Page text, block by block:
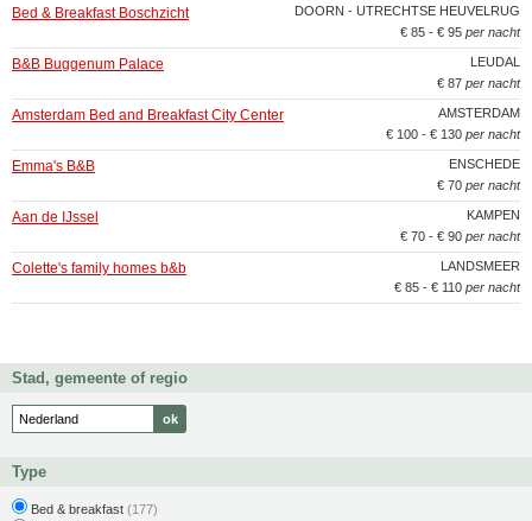
DOORN - UTRECHTSE HEUVELRUG
Bed & Breakfast Boschzicht
€ 85 - € 95 per nacht
LEUDAL
B&B Buggenum Palace
€ 87 per nacht
AMSTERDAM
Amsterdam Bed and Breakfast City Center
€ 100 - € 130 per nacht
ENSCHEDE
Emma's B&B
€ 70 per nacht
KAMPEN
Aan de IJssel
€ 70 - € 90 per nacht
LANDSMEER
Colette's family homes b&b
€ 85 - € 110 per nacht
Stad, gemeente of regio
Type
Bed & breakfast (177)